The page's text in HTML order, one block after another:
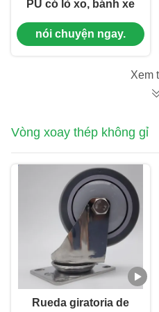
PU có lò xo, bánh xe
công nghiệp không
để lại vết, xoay 5 inch
nói chuyện ngay.
Xem
Vòng xoay thép không gỉ
Rueda giratoria de